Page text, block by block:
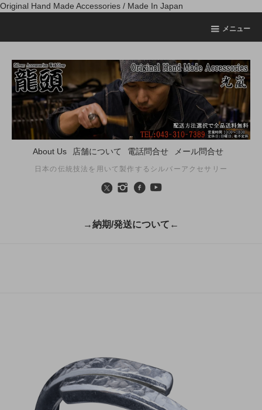
Original Hand Made Accessories / Made In Japan
メニュー
About Us 店舗について 電話問合せ メール問合せ
日本の伝統技法を用いて製作するシルバーアクセサリー
→納期/発送について←